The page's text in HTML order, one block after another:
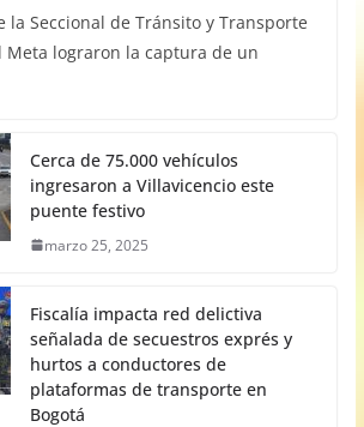
la Seccional de Tránsito y Transporte
Meta lograron la captura de un
Cerca de 75.000 vehículos
ingresaron a Villavicencio este
puente festivo
marzo 25, 2025
Fiscalía impacta red delictiva
señalada de secuestros exprés y
hurtos a conductores de
plataformas de transporte en
Bogotá